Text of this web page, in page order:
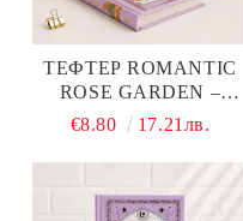
ТЕФТЕР ROMANTIC
ROSE GARDEN –
МАЛКИЯТ ПРИНЦ С
128 ЛИСТА
€8.80 17.21лв.